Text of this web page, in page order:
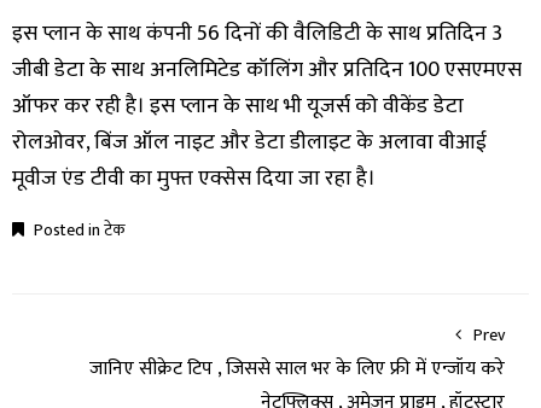
इस प्लान के साथ कंपनी 56 दिनों की वैलिडिटी के साथ प्रतिदिन 3
जीबी डेटा के साथ अनलिमिटेड कॉलिंग और प्रतिदिन 100 एसएमएस
ऑफर कर रही है। इस प्लान के साथ भी यूजर्स को वीकेंड डेटा
रोलओवर, बिंज ऑल नाइट और डेटा डीलाइट के अलावा वीआई
मूवीज एंड टीवी का मुफ्त एक्सेस दिया जा रहा है।
Posted inटेक
Prev
जानिए सीक्रेट टिप , जिससे साल भर के लिए फ्री में एन्जॉय करे